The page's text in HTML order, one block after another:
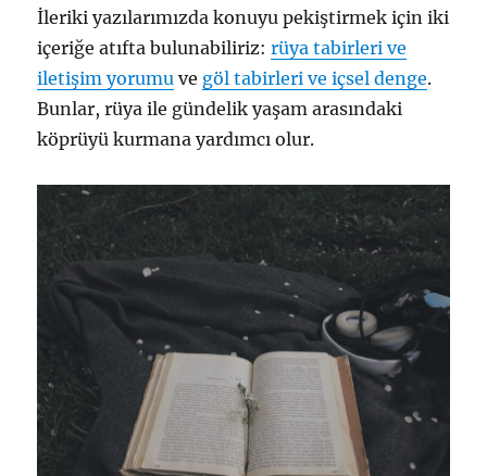
İleriki yazılarımızda konuyu pekiştirmek için iki
içeriğe atıfta bulunabiliriz:rüya tabirleri ve
iletişim yorumu ve göl tabirleri ve içsel denge.
Bunlar, rüya ile gündelik yaşam arasındaki
köprüyü kurmana yardımcı olur.